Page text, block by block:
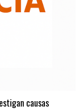
causas